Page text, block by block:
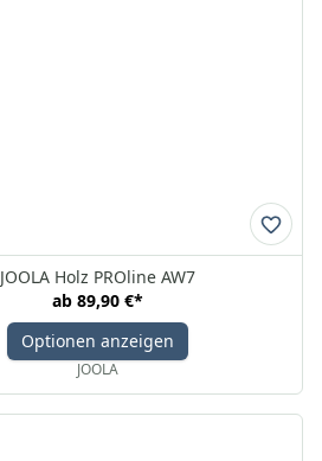
JOOLA Holz PROline AW7
ab 89,90 €*
Optionen anzeigen
JOOLA